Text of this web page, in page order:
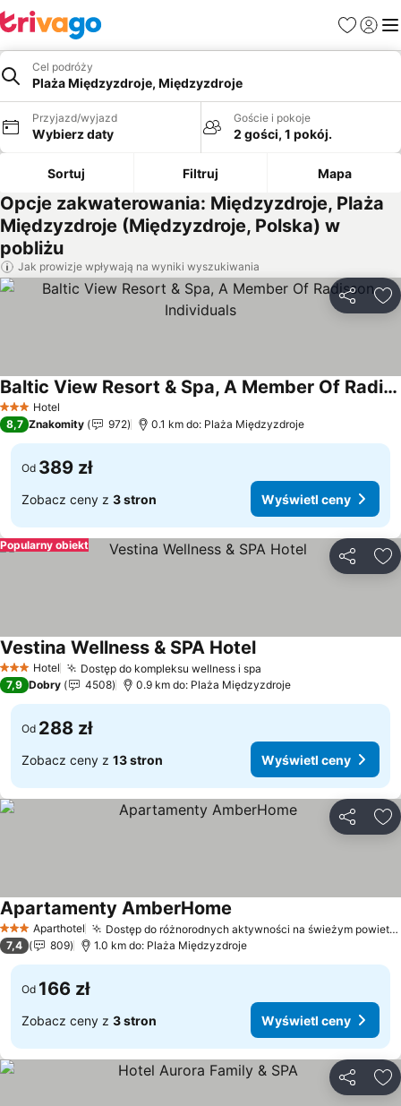
Ulubione
Cel podróży
Plaża Międzyzdroje, Międzyzdroje
Przyjazd/wyjazd
Wybierz daty
Goście i pokoje
2 gości, 1 pokój.
Sortuj Filtruj Mapa
Opcje zakwaterowania: Międzyzdroje, Plaża
Międzyzdroje (Międzyzdroje, Polska) w
pobliżu
Jak prowizje wpływają na wyniki wyszukiwania
3 Kategoria
Hotel
Baltic View Resort & Spa, A Member Of Radisson Individuals
8,7 Znakomity 972 0.1 km do: Plaża Międzyzdroje
Od 389 zł
Zobacz ceny z 3 stron Wyświetl ceny
Popularny obiekt
3 Kategoria
Hotel Dostęp do kompleksu wellness i spa
Vestina Wellness & SPA Hotel
7,9 Dobry 4508 0.9 km do: Plaża Międzyzdroje
Od 288 zł
Zobacz ceny z 13 stron Wyświetl ceny
3 KategoriaAparthotel Dostęp do różnorodnych aktywności na świeżym powietrzu
Apartamenty AmberHome
7,4 809 1.0 km do: Plaża Międzyzdroje
Od 166 zł
Zobacz ceny z 3 stron Wyświetl ceny